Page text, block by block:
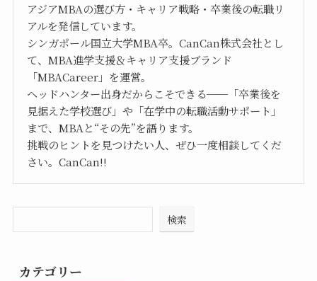
アジアMBAの選び方・キャリア戦略・卒業後の転職リ
アルを発信しています。
シンガポール国立大学MBA卒。CanCan株式会社とし
て、MBA進学支援＆キャリア支援ブランド
「MBACareer」を運営。
ヘッドハンター出身だからこそできる──「卒業後を
見据えた学校選び」や「在学中の転職活動サポート」
まで、MBAと“その先”を語ります。
挑戦のヒントを見つけたい人、ぜひ一度相談してくだ
さい。CanCan!!
検索
カテゴリー